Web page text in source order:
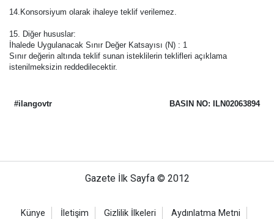
14.Konsorsiyum olarak ihaleye teklif verilemez.
15. Diğer hususlar:
İhalede Uygulanacak Sınır Değer Katsayısı (N) : 1
Sınır değerin altında teklif sunan isteklilerin teklifleri açıklama
istenilmeksizin reddedilecektir.
#ilangovtr BASIN NO: ILN02063894
Gazete İlk Sayfa © 2012
Künye İletişim Gizlilik İlkeleri
Aydınlatma Metni